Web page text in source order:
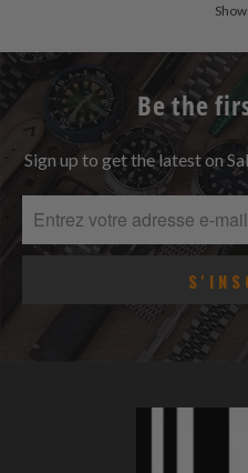
Be the
Sign up to get the latest on